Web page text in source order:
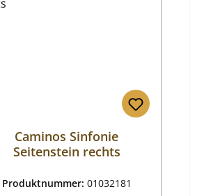
Caminos Sinfonie
Seitenstein rechts
Produktnummer: 01032181